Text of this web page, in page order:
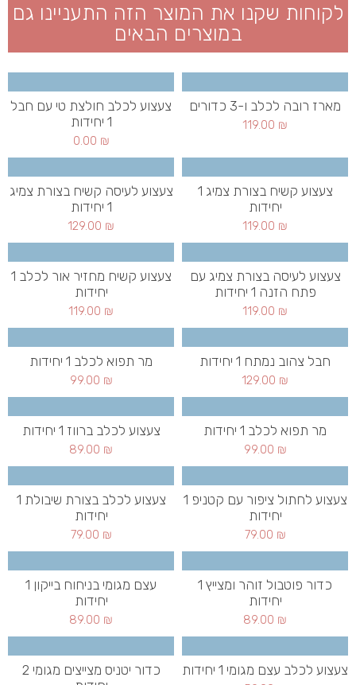
לקוחות שקנו את המוצר הזה התעניינו גם
במוצרים הבאים
מארז רובה לכלב ו-3 כדורים
119.00 ₪
צעצוע לכלב חולצת טי עם חבל
1 יחידות
0.00 ₪
צעצוע קשיח בצורת צמיג 1
יחידות
119.00 ₪
צעצוע לעיסה קשיח בצורת צמיג
1 יחידות
129.00 ₪
צעצוע לעיסה בצורת צמיג עם
פתח הזנה 1 יחידות
119.00 ₪
צעצוע קשיח מחזיר אור לכלב 1
יחידות
119.00 ₪
חבל צהוב נמתח 1 יחידות
129.00 ₪
מר תפוא לכלב 1 יחידות
99.00 ₪
מר תפוא לכלב 1 יחידות
99.00 ₪
צעצוע לכלב ברווז 1 יחידות
89.00 ₪
צעצוע לחתול ציפור עם קטניפ 1
יחידות
79.00 ₪
צעצוע לכלב בצורת שיבולת 1
יחידות
79.00 ₪
כדור פוטבול זוהר ומצייץ 1
יחידות
89.00 ₪
עצם מגומי בניחוח בייקון 1
יחידות
89.00 ₪
צעצוע לכלב עצם מגומי 1 יחידות
כדור יטניס מצייצים מגומי 2